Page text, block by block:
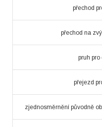
přechod
přechod na
pruh pro
přejezd
zjednosměrnění původně